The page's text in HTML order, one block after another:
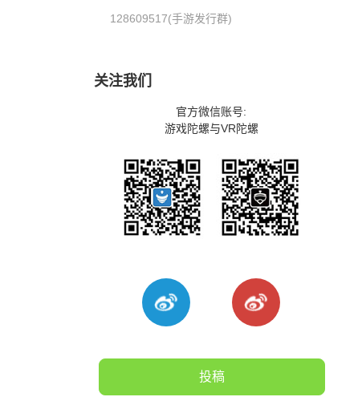
128609517(手游发行群)
关注我们
官方微信账号:
游戏陀螺与VR陀螺
投稿